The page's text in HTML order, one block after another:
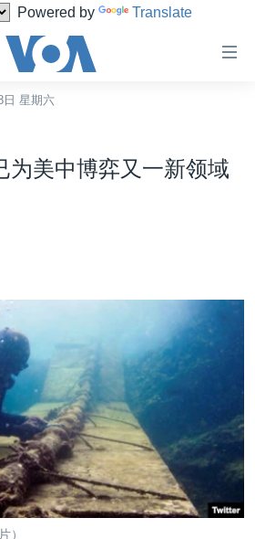
Powered by Translate
日 星期六
为美中博弈又一新领域
）